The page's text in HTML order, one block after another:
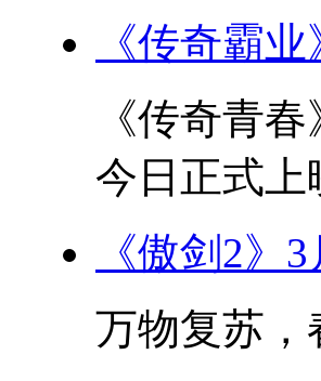
《传奇霸
《传奇青
今日正式上
《傲剑2》
万物复苏，